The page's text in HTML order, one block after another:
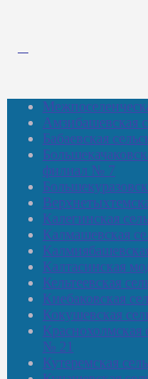
Амзибашевская
Бабаевская
филиал № 7
Калегинская
Калмашевская
Калтасинская
Кельтеевская
Киебаковская
Кокушевская
Краснохолмская
№ 21
Кутеремская